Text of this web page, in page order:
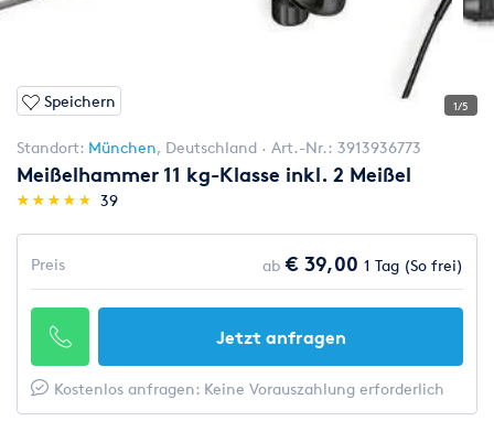
Speichern 1/5
Standort: München, Deutschland Art.-Nr.: 3913936773
Meißelhammer 11 kg-Klasse inkl. 2 Meißel
(*)
★
★
(*)★
★
(*) ★
★
(*) ★
★
(*) ★
★ 39
Preis ab € 39,00 1 Tag (So frei)
Jetzt anfragen
Kostenlos anfragen: Keine Vorauszahlung erforderlich